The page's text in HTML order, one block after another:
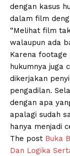
dengan kasus
dalam film
“Melihat film
walaupun ada
Karena
hukumnya juga
dikerjakan
pengadilan.
dengan apa
apalagi sudah
hanya menjadi
The post Buka
Dan Logika